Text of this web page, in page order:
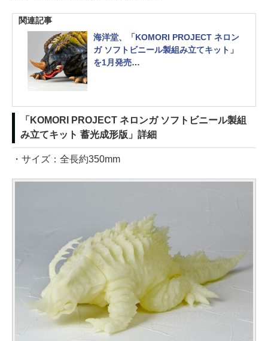
関連記事
海洋堂、「KOMORI PROJECT ネロン
ガ ソフトビニール製組み立てキット」
を1月発売
「KOMORI PROJECT ネロンガ ソフトビニール製組
み立てキット 蓄光成形版」詳細
・サイズ：全長約350mm